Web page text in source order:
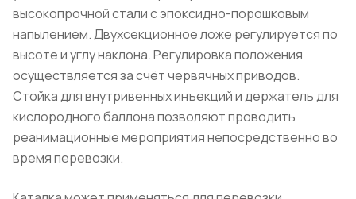
высокопрочной стали с эпоксидно-порошковым
напылением. Двухсекционное ложе регулируется по
высоте и углу наклона. Регулировка положения
осуществляется за счёт червячных приводов.
Стойка для внутривенных инъекций и держатель для
кислородного баллона позволяют проводить
реанимационные мероприятия непосредственно во
время перевозки.